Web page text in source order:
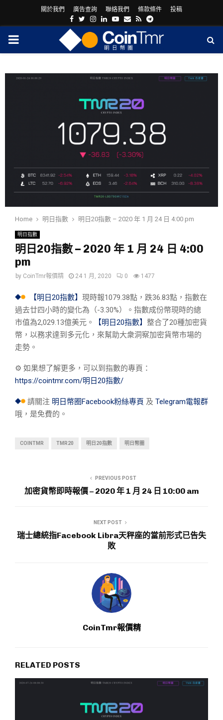
關於我們 廣告查詢 聯絡我們 條款條件 投稿
Facebook
Twitter
Instagram
LinkedinYoutube
Email
RssTelegram
PRIMARY
Home 明日指數 明日20指數 – 2020 年 1 月 24 日 4:00 pm
明日指數
明日20指數 – 2020 年 1 月 24 日 4:00
pm
by CoinTmr報價精 24 1 月, 2020 0 1477
【明日20指數】 現時報1079.38點，跌36.83點，指數在
過去廿四小時的變化為（-3.30%）。指數成份幣現時的總
市值為2,029.13億美元。
【明日20指數】 整合了20種加密貨
幣，以務求達到多元化，來幫助大衆洞察加密貨幣市場的
走勢。
⚙︎ 如果想了解更多，可以到指數的專頁：
https://cointmr.com/明日20指數/
請關注 明日幣圈Facebook粉絲專頁 及 Telegram電報群
哦，是免費的。
COINTMR TMR20 明日20指數 明日幣圈
PREVIOUS POST
加密貨幣即時報價 – 2020 年 1 月 24 日 10:00 am
NEXT POST
瑞士總統指Facebook Libra天秤座的當前形式已告失
敗
CoinTmr報價精
RELATED POSTS